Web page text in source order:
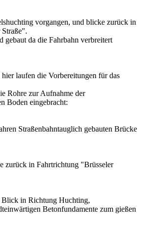
vorgangen, und blicke zurück in
gebaut da die Fahrbahn verbreitert
laufen die Vorbereitungen für das
Rohre zur Aufnahme der
Boden eingebracht:
Straßenbahntauglich gebauten Brücke
zurück in Fahrtrichtung "Brüsseler
Blick in Richtung Huchting,
Betonfundamente zum gießen